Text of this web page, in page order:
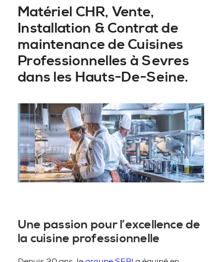
Matériel CHR, Vente,
Installation & Contrat de
maintenance de Cuisines
Professionnelles à Sevres
dans les Hauts-De-Seine.
Une passion pour l’excellence de
la cuisine professionnelle